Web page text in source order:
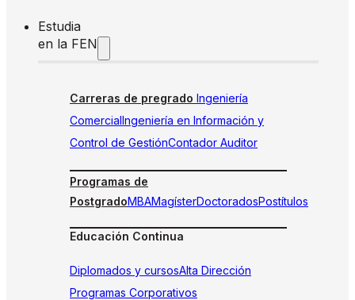
Estudia
en la FEN
Carreras de pregrado Ingeniería
ComercialIngeniería en Información y
Control de GestiónContador Auditor
Programas de
PostgradoMBAMagísterDoctoradosPostítulos
Educación Continua
Diplomados y cursosAlta Dirección
Programas Corporativos